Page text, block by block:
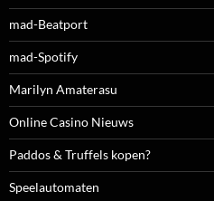
mad-Beatport
mad-Spotify
Marilyn Amaterasu
Online Casino Nieuws
Paddos & Truffels kopen?
Speelautomaten